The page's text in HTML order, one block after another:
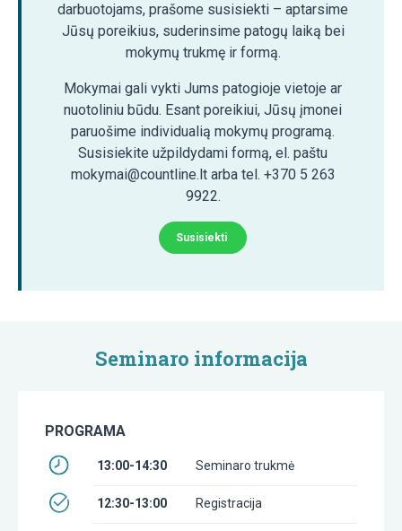
darbuotojams, prašome susisiekti – aptarsime
Jūsų poreikius, suderinsime patogų laiką bei
mokymų trukmę ir formą.
Mokymai gali vykti Jums patogioje vietoje ar
nuotoliniu būdu. Esant poreikiui, Jūsų įmonei
paruošime individualią mokymų programą.
Susisiekite užpildydami formą, el. paštu
mokymai@countline.lt arba tel. +370 5 263
9922.
Susisiekti
Seminaro informacija
PROGRAMA
13:00-14:30 Seminaro trukmė
12:30-13:00 Registracija